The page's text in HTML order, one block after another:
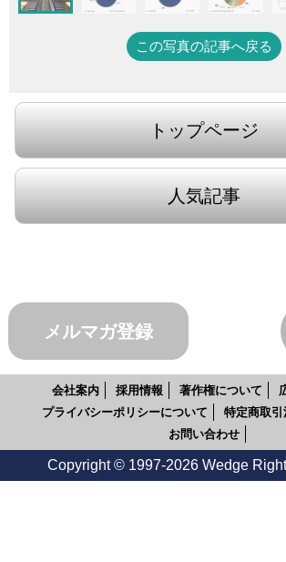
この写真の記事へ戻る
トップページ
人気記事
メルマガ登録
会社案内 採用情報 著作権について
プライバシーポリシーについて
特定商取
お問い合わせ
Copyright © 1997-2026 Wedge